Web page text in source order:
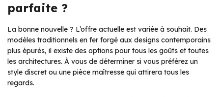
parfaite ?
La bonne nouvelle ? L’offre actuelle est variée à souhait. Des
modèles traditionnels en fer forgé aux designs contemporains
plus épurés, il existe des options pour tous les goûts et toutes
les architectures. À vous de déterminer si vous préférez un
style discret ou une pièce maîtresse qui attirera tous les
regards.